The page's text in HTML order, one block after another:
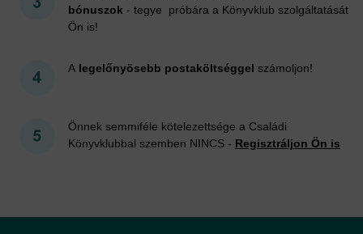
bónuszok - tegye próbára a Könyvklub szolgáltatását
Ön is!
A legelőnyösebb postaköltséggel számoljon!
Önnek semmiféle kötelezettsége a Családi
Könyvklubbal szemben NINCS - Regisztráljon Ön is